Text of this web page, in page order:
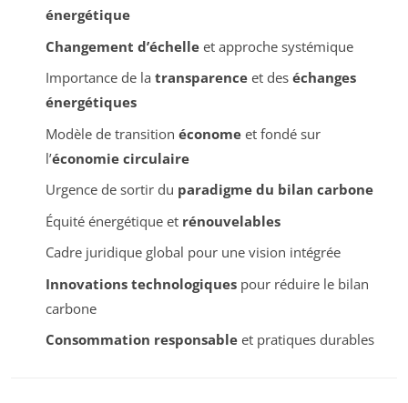
énergétique
Changement d’échelleet approche systémique
Importance de la transparenceet des échanges
énergétiques
Modèle de transition économeet fondé sur
l’économie circulaire
Urgence de sortir du paradigme du bilan carbone
Équité énergétique et rénouvelables
Cadre juridique global pour une vision intégrée
Innovations technologiquespour réduire le bilan
carbone
Consommation responsableet pratiques durables